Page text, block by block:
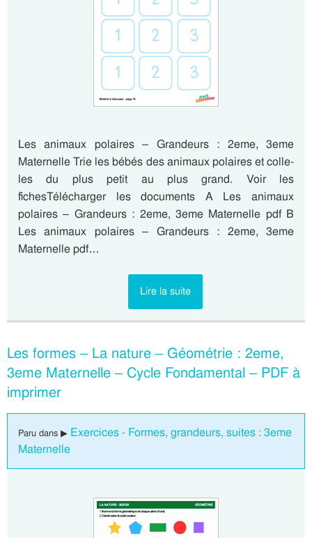
Les animaux polaires – Grandeurs : 2eme, 3eme
Maternelle Trie les bébés des animaux polaires et colle-
les du plus petit au plus grand. Voir les
fichesTélécharger les documents A Les animaux
polaires – Grandeurs : 2eme, 3eme Maternelle pdf B
Les animaux polaires – Grandeurs : 2eme, 3eme
Maternelle pdf…
Lire la suite
Les formes – La nature – Géométrie : 2eme,
3eme Maternelle – Cycle Fondamental – PDF à
imprimer
Paru dans ▶ Exercices - Formes, grandeurs, suites : 3eme
Maternelle